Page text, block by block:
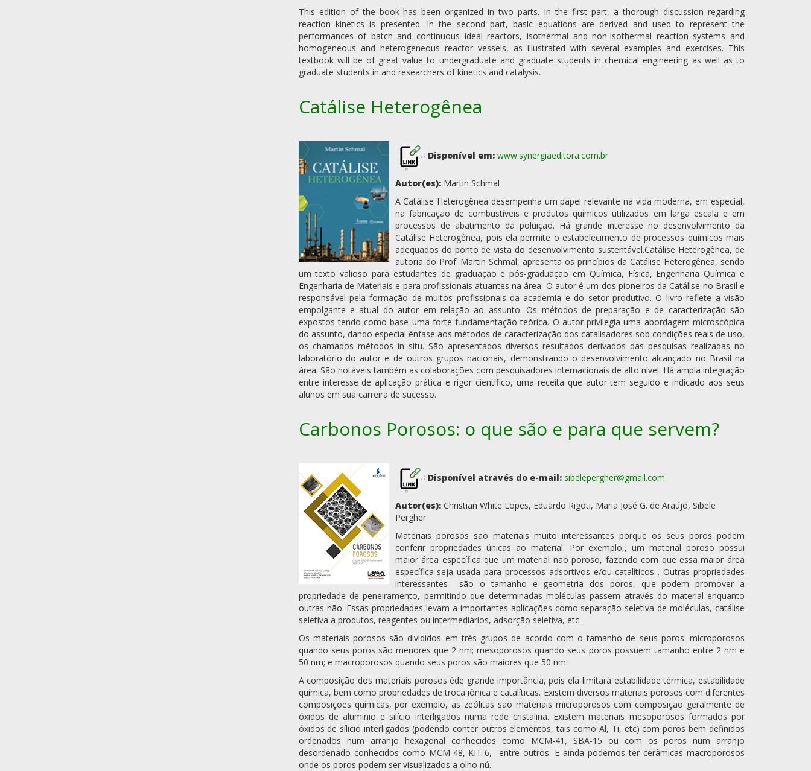
This edition of the book has been organized in two parts. In the first part, a thorough discussion regarding
reaction kinetics is presented. In the second part, basic equations are derived and used to represent the
performances of batch and continuous ideal reactors, isothermal and non-isothermal reaction systems and
homogeneous and heterogeneous reactor vessels, as illustrated with several examples and exercises. This
textbook will be of great value to undergraduate and graduate students in chemical engineering as well as to
graduate students in and researchers of kinetics and catalysis.
Catálise Heterogênea
Disponível em: www.synergiaeditora.com.br
Autor(es):Martin Schmal
A Catálise Heterogênea desempenha um papel relevante na vida moderna, em especial,
na fabricação de combustíveis e produtos químicos utilizados em larga escala e em
processos de abatimento da poluição. Há grande interesse no desenvolvimento da
Catálise Heterogênea, pois ela permite o estabelecimento de processos químicos mais
adequados do ponto de vista do desenvolvimento sustentável.Catálise Heterogênea, de
autoria do Prof. Martin Schmal, apresenta os princípios da Catálise Heterogênea, sendo
um texto valioso para estudantes de graduação e pós-graduação em Química, Física, Engenharia Química e
Engenharia de Materiais e para profissionais atuantes na área. O autor é um dos pioneiros da Catálise no Brasil e
responsável pela formação de muitos profissionais da academia e do setor produtivo. O livro reflete a visão
empolgante e atual do autor em relação ao assunto. Os métodos de preparação e de caracterização são
expostos tendo como base uma forte fundamentação teórica. O autor privilegia uma abordagem microscópica
do assunto, dando especial ênfase aos métodos de caracterização dos catalisadores sob condições reais de uso,
os chamados métodos in situ. São apresentados diversos resultados derivados das pesquisas realizadas no
laboratório do autor e de outros grupos nacionais, demonstrando o desenvolvimento alcançado no Brasil na
área. São notáveis também as colaborações com pesquisadores internacionais de alto nível. Há ampla integração
entre interesse de aplicação prática e rigor científico, uma receita que autor tem seguido e indicado aos seus
alunos em sua carreira de sucesso.
Carbonos Porosos: o que são e para que servem?
Disponível através do e-mail: sibelepergher@gmail.com
Autor(es):Christian White Lopes, Eduardo Rigoti, Maria José G. de Araújo, Sibele
Pergher.
Materiais porosos são materiais muito interessantes porque os seus poros podem
conferir propriedades únicas ao material. Por exemplo,, um material poroso possui
maior área específica que um material não poroso, fazendo com que essa maior área
específica seja usada para processos adsortivos e/ou catalíticos . Outras propriedades
interessantes são o tamanho e geometria dos poros, que podem promover a
propriedade de peneiramento, permitindo que determinadas moléculas passem através do material enquanto
outras não. Essas propriedades levam a importantes aplicações como separação seletiva de moléculas, catálise
seletiva a produtos, reagentes ou intermediários, adsorção seletiva, etc.
Os materiais porosos são divididos em três grupos de acordo com o tamanho de seus poros: microporosos
quando seus poros são menores que 2 nm; mesoporosos quando seus poros possuem tamanho entre 2 nm e
50 nm; e macroporosos quando seus poros são maiores que 50 nm.
A composição dos materiais porosos éde grande importância, pois ela limitará estabilidade térmica, estabilidade
química, bem como propriedades de troca iônica e catalíticas. Existem diversos materiais porosos com diferentes
composições químicas, por exemplo, as zeólitas são materiais microporosos com composição geralmente de
óxidos de aluminio e silício interligados numa rede cristalina. Existem materiais mesoporosos formados por
óxidos de sílicio interligados (podendo conter outros elementos, tais como Al, Ti, etc) com poros bem definidos
ordenados num arranjo hexagonal conhecidos como MCM-41, SBA-15 ou com os poros num arranjo
desordenado conhecidos como MCM-48, KIT-6, entre outros. E ainda podemos ter cerâmicas macroporosos
onde os poros podem ser visualizados a olho nú.